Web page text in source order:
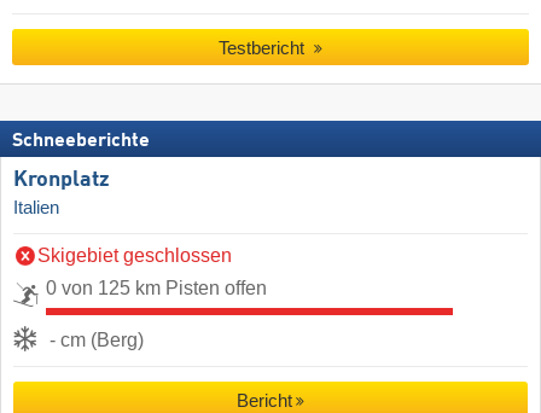
Testbericht
Schneeberichte
Kronplatz
Italien
Skigebiet geschlossen
0 von 125 km Pisten offen
- cm (Berg)
Bericht